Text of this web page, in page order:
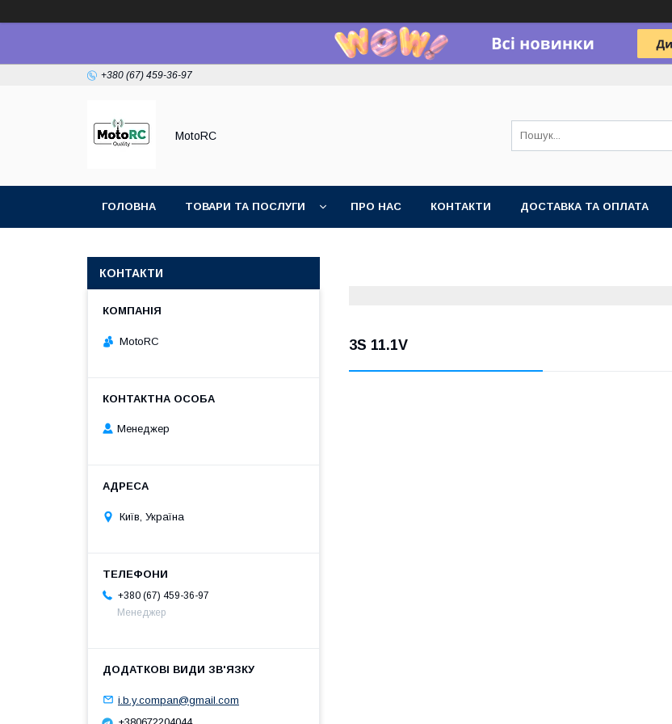
+380 (67) 459-36-97
MotoRC
ГОЛОВНА ТОВАРИ ТА ПОСЛУГИ ПРО НАС КОНТАКТИ ДОСТАВКА ТА ОПЛАТА
3S 11.1V
КОНТАКТИ
MotoRC
Менеджер
Київ, Україна
+380 (67) 459-36-97
Менеджер
i.b.y.compan@gmail.com